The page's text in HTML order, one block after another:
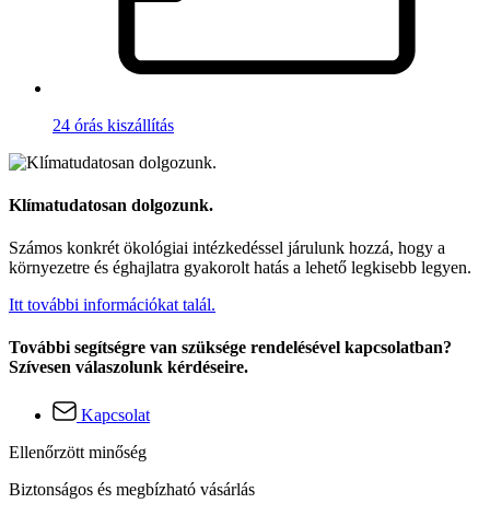
24 órás kiszállítás
Klímatudatosan dolgozunk.
Számos konkrét ökológiai intézkedéssel járulunk hozzá, hogy a
környezetre és éghajlatra gyakorolt hatás a lehető legkisebb legyen.
Itt további információkat talál.
További segítségre van szüksége rendelésével kapcsolatban?
Szívesen válaszolunk kérdéseire.
Kapcsolat
Ellenőrzött minőség
Biztonságos és megbízható vásárlás